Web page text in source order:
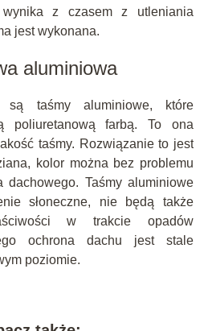
z czasem z utleniania
jest wykonana.
aluminiowa
są taśmy aluminiowe, które
poliuretanową farbą. To ona
taśmy. Rozwiązanie to jest
kolor można bez problemu
dachowego. Taśmy aluminiowe
słoneczne, nie będą także
w trakcie opadów
ochrona dachu jest stale
poziomie.